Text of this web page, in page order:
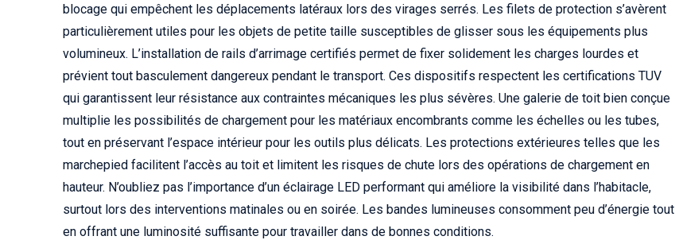
blocage qui empêchent les déplacements latéraux lors des virages serrés. Les filets de protection s’avèrent
particulièrement utiles pour les objets de petite taille susceptibles de glisser sous les équipements plus
volumineux. L’installation de rails d’arrimage certifiés permet de fixer solidement les charges lourdes et
prévient tout basculement dangereux pendant le transport. Ces dispositifs respectent les certifications TUV
qui garantissent leur résistance aux contraintes mécaniques les plus sévères. Une galerie de toit bien conçue
multiplie les possibilités de chargement pour les matériaux encombrants comme les échelles ou les tubes,
tout en préservant l’espace intérieur pour les outils plus délicats. Les protections extérieures telles que les
marchepied facilitent l’accès au toit et limitent les risques de chute lors des opérations de chargement en
hauteur. N’oubliez pas l’importance d’un éclairage LED performant qui améliore la visibilité dans l’habitacle,
surtout lors des interventions matinales ou en soirée. Les bandes lumineuses consomment peu d’énergie tout
en offrant une luminosité suffisante pour travailler dans de bonnes conditions.